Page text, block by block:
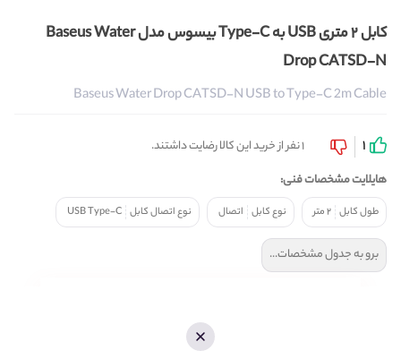
کابل ۲ متری USB به Type-C بیسوس مدل Baseus Water
Drop CATSD-N
Baseus Water Drop CATSD-N USB to Type-C 2m Cable
1
1 نفر از خرید این کالا رضایت داشتند.
هایلایت مشخصات فنی:
طول کابل ۲ متر نوع کابل اتصال نوع اتصال کابل USB Type-C
برو به جدول مشخصات...